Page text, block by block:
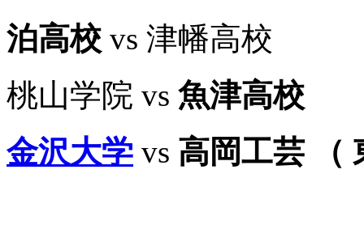
泊高校 vs 津幡高校
桃山学院 vs 魚津高校
金沢大学 vs 高岡工芸 （